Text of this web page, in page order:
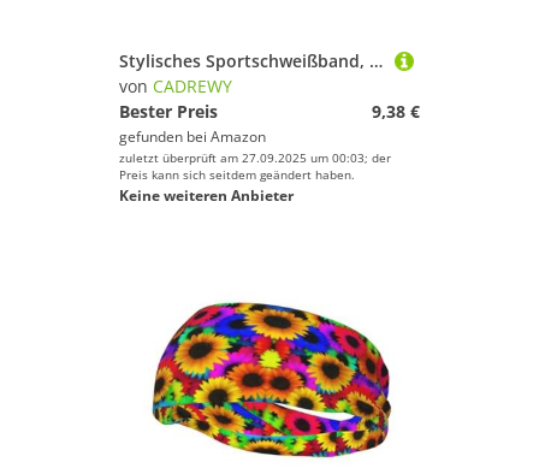
Stylisches Sportschweißband, dehnbar, atmungsaktiv und feuchtigkeitstransportierend, lila und goldfarben, Marmor-Druck, für das Fitnessstudio
von CADREWY
Bester Preis
9,38 €
gefunden bei Amazon
zuletzt überprüft am 27.09.2025 um 00:03; der
Preis kann sich seitdem geändert haben.
Keine weiteren Anbieter